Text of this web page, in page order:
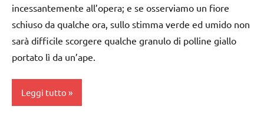
ARGOMENTI
PER ETA'
TUTTI GLI
ARTICOLI
FESTE
DELL'ANNO
materiale
nomenclature
6
anni
Festa
degli
FESTE
DELL'ANNO
incessantemente all’opera; e se osserviamo un fiore
schiuso da qualche ora, sullo stimma verde ed umido non
sarà difficile scorgere qualche granulo di polline giallo
portato lì da un’ape.
Leggi tutto